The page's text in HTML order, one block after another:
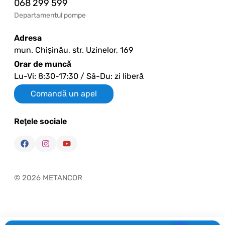
068 299 599
Departamentul pompe
Adresa
mun. Chișinău, str. Uzinelor, 169
Orar de muncă
Lu-Vi: 8:30-17:30 / Sâ-Du: zi liberă
Comandă un apel
Reţele sociale
© 2026 METANCOR